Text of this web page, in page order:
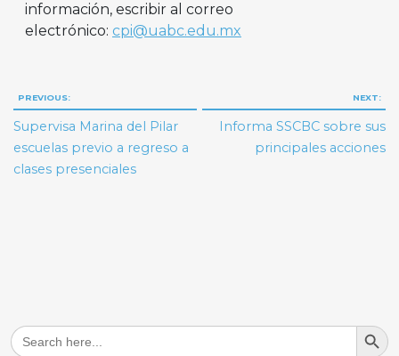
información, escribir al correo
electrónico: cpi@uabc.edu.mx
Navegación
de
entradas
PREVIOUS:
Supervisa Marina del Pilar
escuelas previo a regreso a
clases presenciales
NEXT:
Informa SSCBC sobre sus
principales acciones
Search
for:
Search